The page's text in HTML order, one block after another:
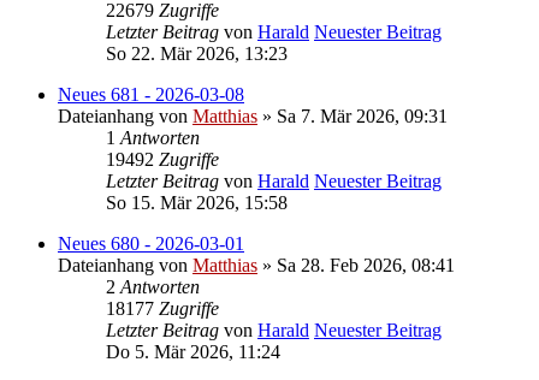
22679 Zugriffe
Letzter Beitrag von Harald Neuester Beitrag
So 22. Mär 2026, 13:23
Neues 681 - 2026-03-08
Dateianhang von Matthias » Sa 7. Mär 2026, 09:31
1 Antworten
19492 Zugriffe
Letzter Beitrag von Harald Neuester Beitrag
So 15. Mär 2026, 15:58
Neues 680 - 2026-03-01
Dateianhang von Matthias » Sa 28. Feb 2026, 08:41
2 Antworten
18177 Zugriffe
Letzter Beitrag von Harald Neuester Beitrag
Do 5. Mär 2026, 11:24